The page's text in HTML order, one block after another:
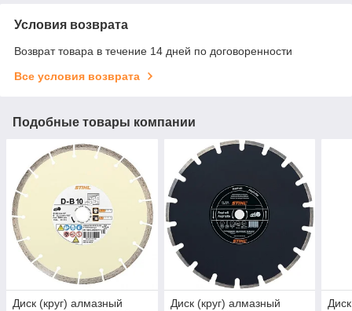
Условия возврата
Возврат товара в течение 14 дней по договоренности
Все условия возврата
Подобные товары компании
Диск (круг) алмазный
Диск (круг) алмазный